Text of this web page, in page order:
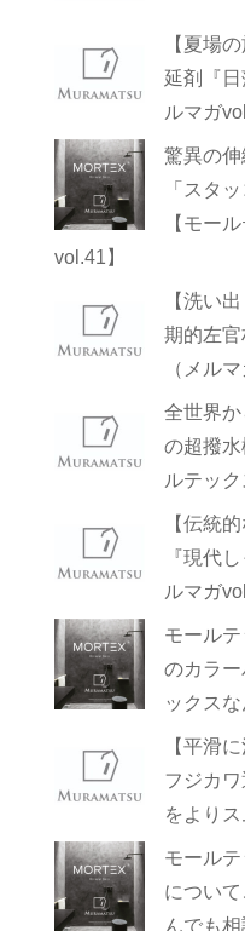
【夏場
延剤『
ルマガ
驚異の
「スタ
【モー
vol.41】
【洗い
期的左官
（メル
全世界か
の超撥
ルテッ
【伝統
『現代
ルマガ
モール
のカラ
ックス
【平滑
フジカ
をより
モール
につい
んでも相